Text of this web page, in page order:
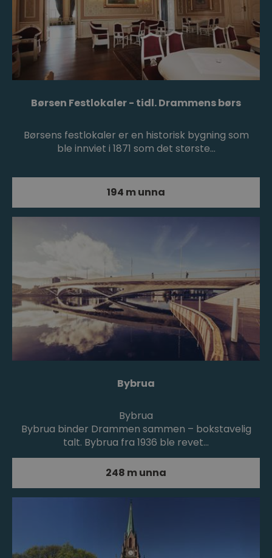
Børsen Festlokaler - tidl. Drammens børs
Børsens festlokaler er en historisk bygning som
ble innviet i 1871 som det største…
194 m unna
Bybrua
Bybrua
Bybrua binder Drammen sammen – bokstavelig
talt. Bybrua fra 1936 ble revet…
248 m unna